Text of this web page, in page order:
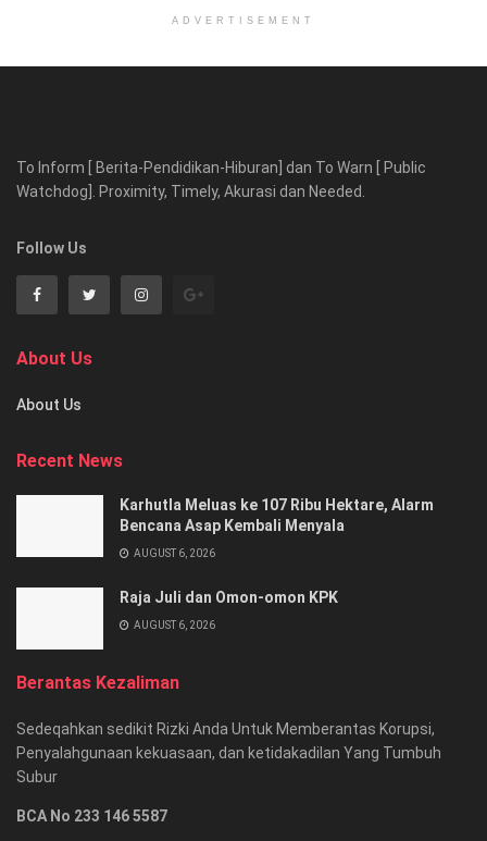
ADVERTISEMENT
To Inform [ Berita-Pendidikan-Hiburan] dan To Warn [ Public
Watchdog]. Proximity, Timely, Akurasi dan Needed.
Follow Us
About Us
About Us
Recent News
Karhutla Meluas ke 107 Ribu Hektare, Alarm
Bencana Asap Kembali Menyala
AUGUST 6, 2026
Raja Juli dan Omon-omon KPK
AUGUST 6, 2026
Berantas Kezaliman
Sedeqahkan sedikit Rizki Anda Untuk Memberantas Korupsi,
Penyalahgunaan kekuasaan, dan ketidakadilan Yang Tumbuh
Subur
BCA No 233 146 5587